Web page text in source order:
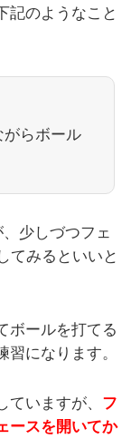
記のようなこと
がらボール
少しづつフェ
てみるといいと
ボールを打てる
になります。
ていますが、 フ
ースを開いてか